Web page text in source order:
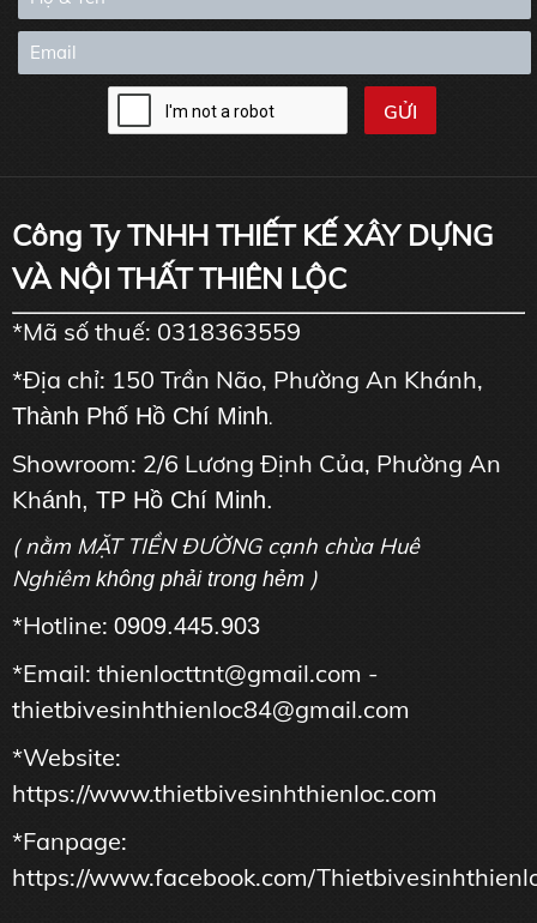
Công Ty TNHH THIẾT KẾ XÂY DỰNG
VÀ NỘI THẤT THIÊN LỘC
*Mã số thuế: 0318363559
*Địa chỉ: 150 Trần Não, Phường An Khánh,
Thành Phố Hồ Chí Minh.
Showroom: 2/6 Lương Định Của, Phường An
Khánh, TP Hồ Chí Minh.
( nằm MẶT TIỀN ĐƯỜNG cạnh chùa Huê
Nghiêm không phải trong hẻm )
*Hotline: 0909.445.903
*Email: thienlocttnt@gmail.com -
thietbivesinhthienloc84@gmail.com
*Website:
https://www.thietbivesinhthienloc.com
*Fanpage:
https://www.facebook.com/